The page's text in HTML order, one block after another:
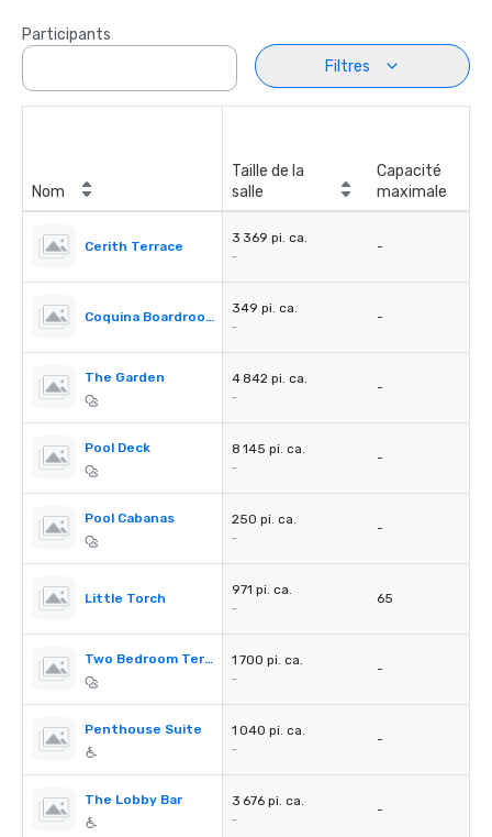
Participants
Filtres
Nom
Taille de la
salle
Capacité
maximale
Cerith Terrace
3 369 pi. ca.
-
-
Coquina Boardroom
349 pi. ca.
-
-
The Garden 4 842 pi. ca.
-
-
Pool Deck 8 145 pi. ca.
-
-
Pool Cabanas 250 pi. ca.
-
-
Little Torch
971 pi. ca.
-
65
Two Bedroom Terrace Suite 1 700 pi. ca.
-
-
Penthouse Suite 1 040 pi. ca.
-
-
The Lobby Bar 3 676 pi. ca.
-
-